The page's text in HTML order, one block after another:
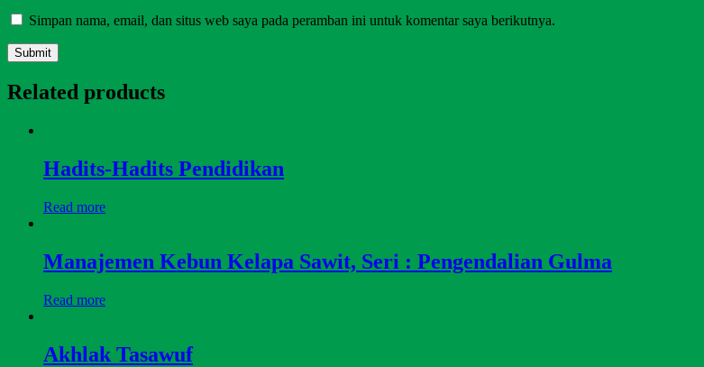
Simpan nama, email, dan situs web saya pada peramban ini untuk komentar saya berikutnya.
Related products
Hadits-Hadits Pendidikan
Read more
Manajemen Kebun Kelapa Sawit, Seri : Pengendalian Gulma
Read more
Akhlak Tasawuf